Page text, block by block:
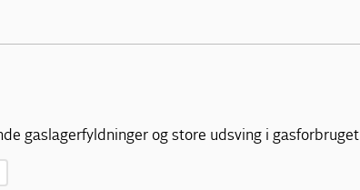
gaslagerfyldninger og store udsving i gasforbruget